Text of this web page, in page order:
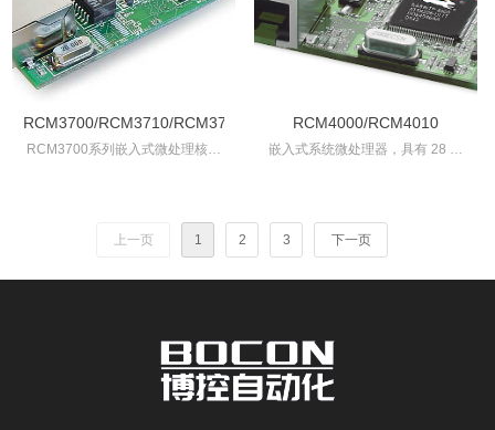
RCM3700/RCM3710/RCM3720
RCM3700系列嵌入式微处理核心
本竞争力的多串口转以太网解决方
RCM4000/RCM4010
嵌入式系统微处理器，具有 28 条
可变相位脉冲宽度调制
（PWM）、正交解码器和输入捕
获。
上一页 1 2 3 下一页